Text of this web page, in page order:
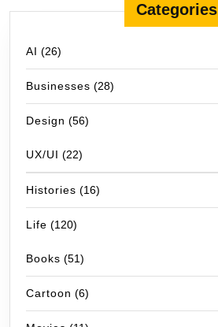
Categories
AI (26)
Businesses (28)
Design (56)
UX/UI (22)
Histories (16)
Life (120)
Books (51)
Cartoon (6)